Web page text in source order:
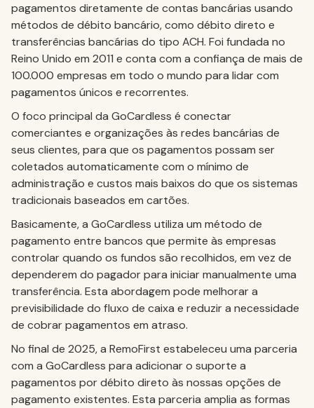
pagamentos diretamente de contas bancárias usando
métodos de débito bancário, como débito direto e
transferências bancárias do tipo ACH. Foi fundada no
Reino Unido em 2011 e conta com a confiança de mais de
100.000 empresas em todo o mundo para lidar com
pagamentos únicos e recorrentes.
O foco principal da GoCardless é conectar
comerciantes e organizações às redes bancárias de
seus clientes, para que os pagamentos possam ser
coletados automaticamente com o mínimo de
administração e custos mais baixos do que os sistemas
tradicionais baseados em cartões.
Basicamente, a GoCardless utiliza um método de
pagamento entre bancos que permite às empresas
controlar quando os fundos são recolhidos, em vez de
dependerem do pagador para iniciar manualmente uma
transferência. Esta abordagem pode melhorar a
previsibilidade do fluxo de caixa e reduzir a necessidade
de cobrar pagamentos em atraso.
No final de 2025, a RemoFirst estabeleceu uma parceria
com a GoCardless para adicionar o suporte a
pagamentos por débito direto às nossas opções de
pagamento existentes. Esta parceria amplia as formas